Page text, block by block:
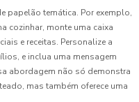
papelão temática. Por exemplo,
cozinhar, monte uma caixa
e receitas. Personalize a
e inclua uma mensagem
abordagem não só demonstra
mas também oferece uma